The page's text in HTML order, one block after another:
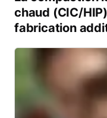
chaud (CIC/
fabrication